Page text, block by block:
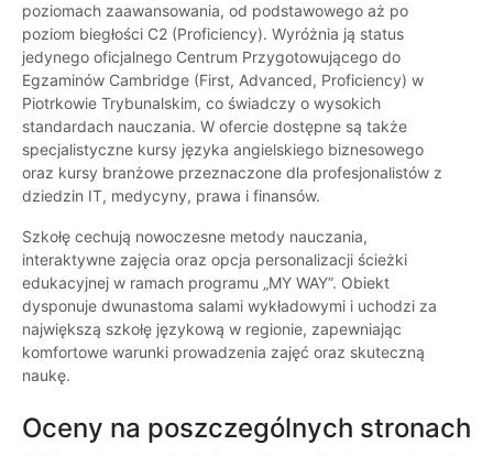
poziomach zaawansowania, od podstawowego aż po
poziom biegłości C2 (Proficiency). Wyróżnia ją status
jedynego oficjalnego Centrum Przygotowującego do
Egzaminów Cambridge (First, Advanced, Proficiency) w
Piotrkowie Trybunalskim, co świadczy o wysokich
standardach nauczania. W ofercie dostępne są także
specjalistyczne kursy języka angielskiego biznesowego
oraz kursy branżowe przeznaczone dla profesjonalistów z
dziedzin IT, medycyny, prawa i finansów.
Szkołę cechują nowoczesne metody nauczania,
interaktywne zajęcia oraz opcja personalizacji ścieżki
edukacyjnej w ramach programu „MY WAY”. Obiekt
dysponuje dwunastoma salami wykładowymi i uchodzi za
największą szkołę językową w regionie, zapewniając
komfortowe warunki prowadzenia zajęć oraz skuteczną
naukę.
Oceny na poszczególnych stronach